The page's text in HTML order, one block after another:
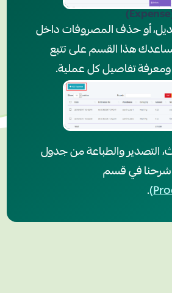
أو حذف المصروفات داخل
هذا القسم على تتبع
تفاصيل كل عملية.
التصدير والطباعة من جدول
في قسم
.